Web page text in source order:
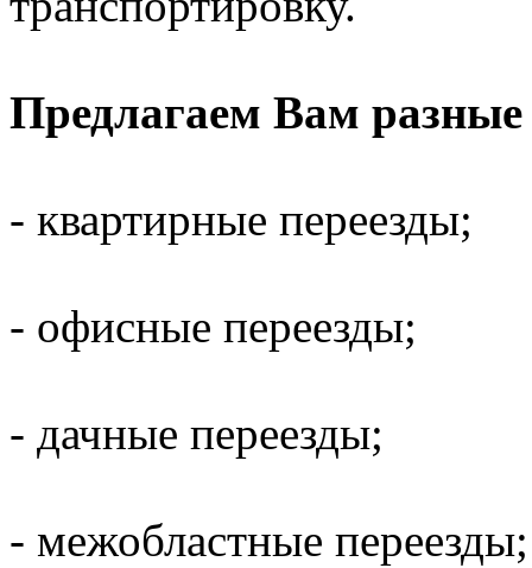
Предлагаем Вам
- квартирные переезды;
- офисные переезды;
- дачные переезды;
- межобластные переезды;